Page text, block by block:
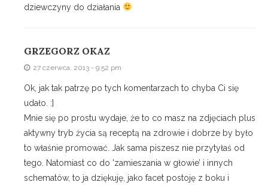
dziewczyny do działania
GRZEGORZ OKAZ
27 czerwca, 2013 - 9:52 pm
Ok, jak tak patrzę po tych komentarzach to chyba Ci się
udało. :]
Mnie się po prostu wydaje, że to co masz na zdjęciach plus
aktywny tryb życia są receptą na zdrowie i dobrze by było
to właśnie promować. Jak sama piszesz nie przytyłaś od
tego. Natomiast co do 'zamieszania w głowie’ i innych
schematów, to ja dziękuję, jako facet postoję z boku i